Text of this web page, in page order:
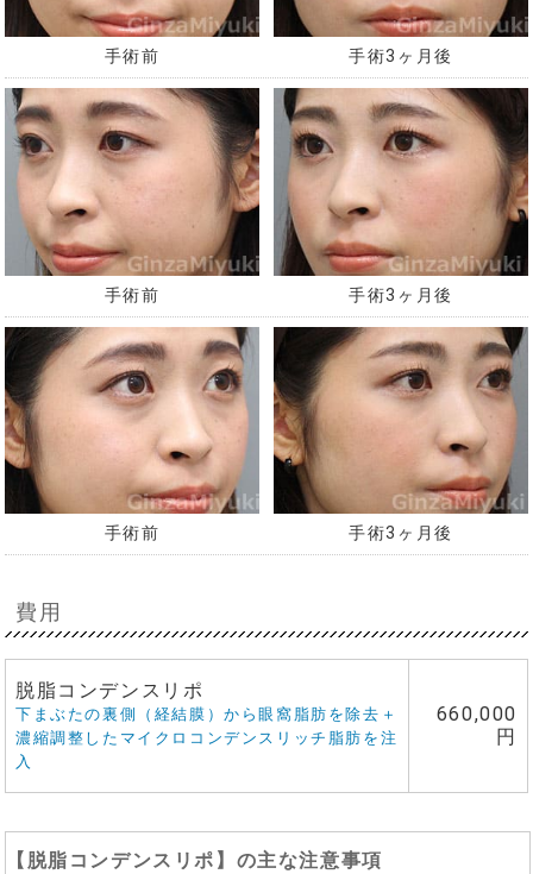
手術前 手術3ヶ月後
手術前 手術3ヶ月後
手術前 手術3ヶ月後
費用
脱脂コンデンスリポ
下まぶたの裏側（経結膜）から眼窩脂肪を除去＋
濃縮調整したマイクロコンデンスリッチ脂肪を注
入
660,000
円
【 脱脂コンデンスリポ 】の主な注意事項